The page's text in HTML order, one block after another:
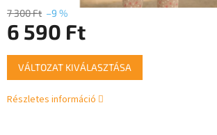
7 300 Ft –9 %
6 590 Ft
Egységár:
VÁLTOZAT KIVÁLASZTÁSA
Részletes információ